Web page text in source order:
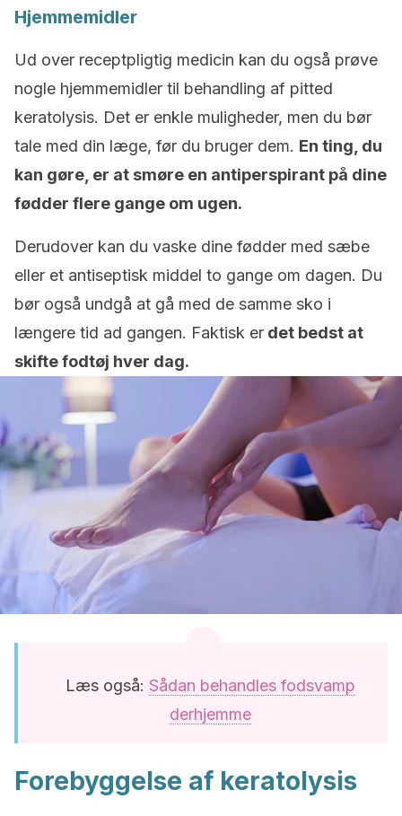
Hjemmemidler
Ud over receptpligtig medicin kan du også prøve
nogle hjemmemidler til behandling af pitted
keratolysis. Det er enkle muligheder, men du bør
tale med din læge, før du bruger dem. En ting, du
kan gøre, er at smøre en antiperspirant på dine
fødder flere gange om ugen.
Derudover kan du vaske dine fødder med sæbe
eller et antiseptisk middel to gange om dagen. Du
bør også undgå at gå med de samme sko i
længere tid ad gangen. Faktisk er det bedst at
skifte fodtøj hver dag.
Læs også: Sådan behandles fodsvamp
derhjemme
Forebyggelse af keratolysis